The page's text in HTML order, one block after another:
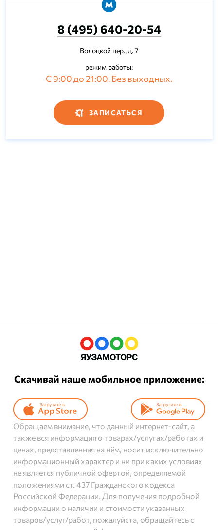
8 (495) 640-20-54
Волоцкой пер., д. 7
режим работы:
С 9:00 до 21:00. Без выходных.
ЗАПИСАТЬСЯ
Скачивай наше мобильное приложение:
Обращаем внимание, что данный интернет-сайт, а
также вся информация о товарах/услугах/работах и
ценах, представленная на нём, носит исключительно
информационный характер и ни при каких условиях
не является публичной офертой, определяемой
положениями ст. 437 Гражданского кодекса
Российской Федерации. Для получения подробной
информации о наличии и стоимости указанных
товаров/услуг/работ, пожалуйста, обращайтесь с